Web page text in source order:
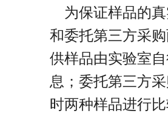
为保证样品的真
和委托第三方采
供样品由实验室
息；委托第三方
时两种样品进行